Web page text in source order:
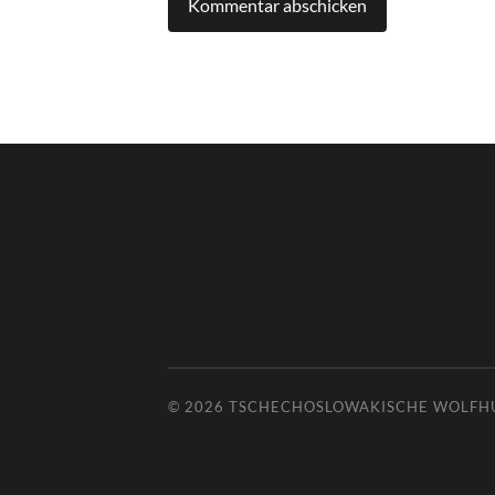
© 2026 TSCHECHOSLOWAKISCHE